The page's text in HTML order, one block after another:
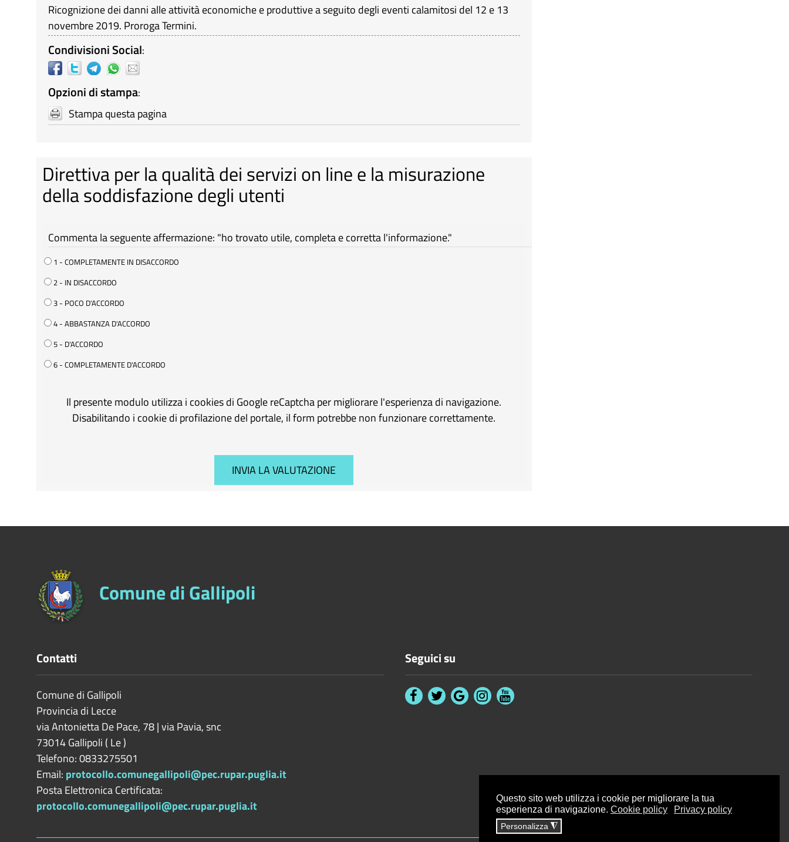
Questo sito web utilizza i cookie per migliorare la tua
esperienza di navigazione. Cookie policy Privacy policy
Personalizza ◮
Ricognizione dei danni alle attività economiche e produttive a seguito degli eventi calamitosi del 12 e 13
novembre 2019. Proroga Termini.
Condivisioni Social:
Opzioni di stampa:
Stampa questa pagina
Direttiva per la qualità dei servizi on line e la misurazione
della soddisfazione degli utenti
Commenta la seguente affermazione: "ho trovato utile, completa e corretta l'informazione."
1 - COMPLETAMENTE IN DISACCORDO
2 - IN DISACCORDO
3 - POCO D'ACCORDO
4 - ABBASTANZA D'ACCORDO
5 - D'ACCORDO
6 - COMPLETAMENTE D'ACCORDO
Il presente modulo utilizza i cookies di Google reCaptcha per migliorare l'esperienza di navigazione.
Disabilitando i cookie di profilazione del portale, il form potrebbe non funzionare correttamente.
Comune di Gallipoli
Contatti
Comune di Gallipoli
Provincia di Lecce
via Antonietta De Pace, 78 | via Pavia, snc
73014Gallipoli ( Le)
Telefono: 0833275501
Email: protocollo.comunegallipoli@pec.rupar.puglia.it
Posta Elettronica Certificata:
protocollo.comunegallipoli@pec.rupar.puglia.it
Seguici su